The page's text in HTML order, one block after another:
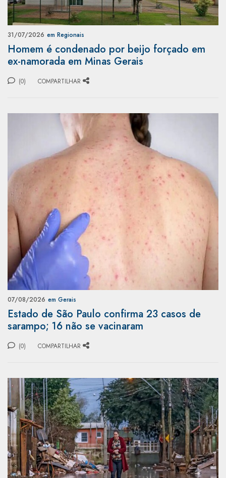
31/07/2026 em Regionais
Homem é condenado por beijo forçado em
ex-namorada em Minas Gerais
(0) COMPARTILHAR
07/08/2026 em Gerais
Estado de São Paulo confirma 23 casos de
sarampo; 16 não se vacinaram
(0) COMPARTILHAR